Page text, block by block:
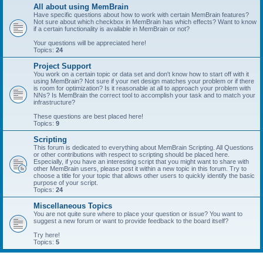
All about using MemBrain
Have specific questions about how to work with certain MemBrain features?
Not sure about which checkbox in MemBrain has which effects? Want to know
if a certain functionality is available in MemBrain or not?
Your questions will be appreciated here!
Topics: 24
Project Support
You work on a certain topic or data set and don't know how to start off with it
using MemBrain? Not sure if your net design matches your problem or if there
is room for optimization? Is it reasonable at all to approach your problem with
NNs? Is MemBrain the correct tool to accomplish your task and to match your
infrastructure?
These questions are best placed here!
Topics: 9
Scripting
This forum is dedicated to everything about MemBrain Scripting. All Questions
or other contributions with respect to scripting should be placed here.
Especially, if you have an interesting script that you might want to share with
other MemBrain users, please post it within a new topic in this forum. Try to
choose a title for your topic that allows other users to quickly identify the basic
purpose of your script.
Topics: 24
Miscellaneous Topics
You are not quite sure where to place your question or issue? You want to
suggest a new forum or want to provide feedback to the board itself?
Try here!
Topics: 5